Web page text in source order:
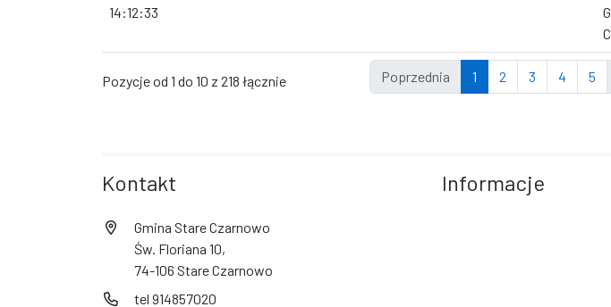
14:12:33
Pozycje od 1 do 10 z 218 łącznie Poprzednia 1 2 3 4 5
Kontakt
Gmina Stare Czarnowo
Św. Floriana 10,
74-106 Stare Czarnowo
tel 914857020
Informacje